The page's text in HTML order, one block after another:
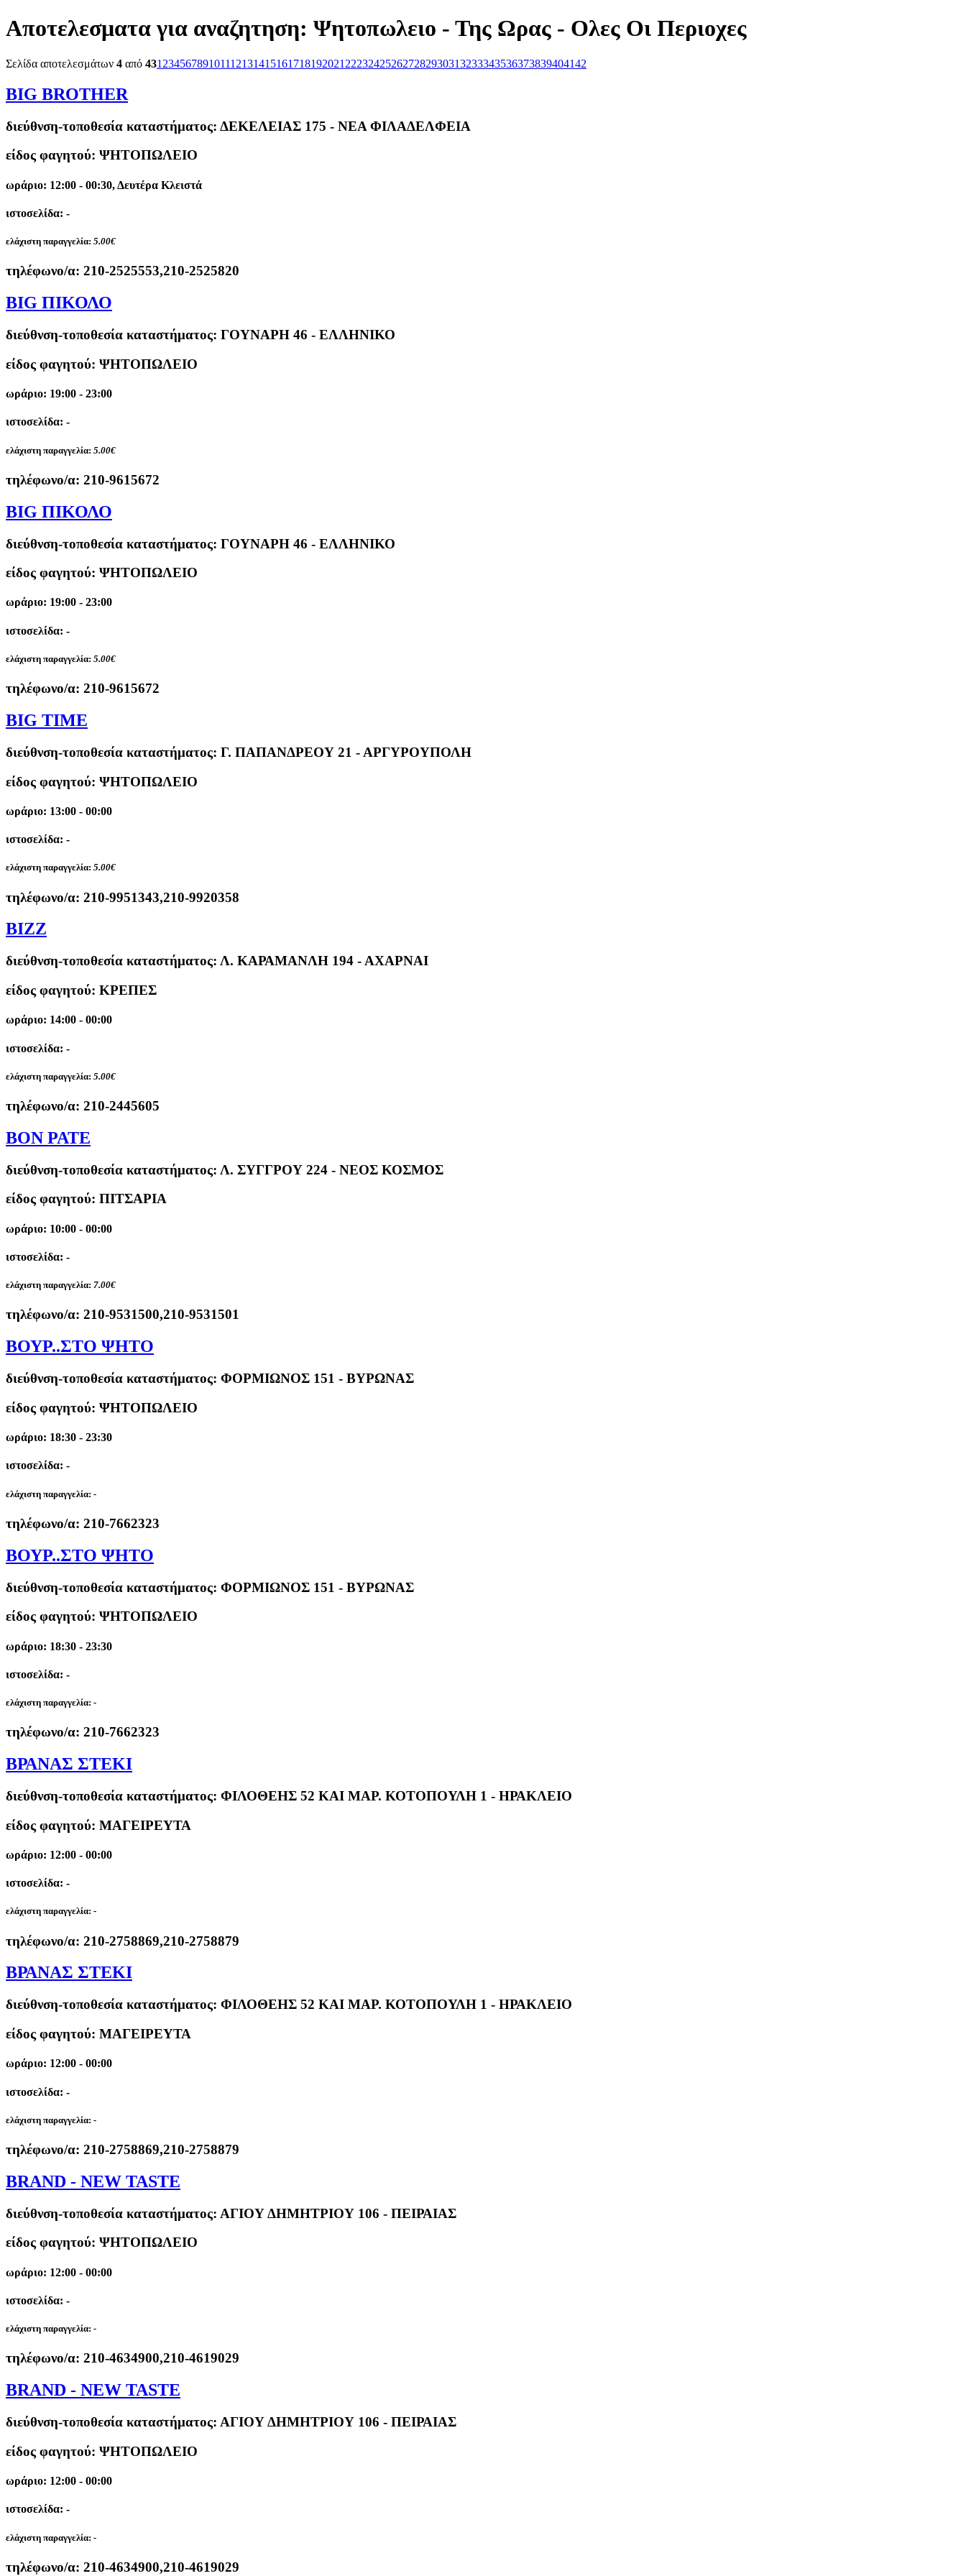
Αποτελεσματα για αναζητηση: Ψητοπωλειο - Της Ωρας - Ολες Οι Περιοχες
Σελίδα αποτελεσμάτων 4 από 431 23456789101112131415161718192021 222324252627282930313233343536373839404142
BIG BROTHER
διεύθνση-τοποθεσία καταστήματος: ΔΕΚΕΛΕΙΑΣ 175 - ΝΕΑ ΦΙΛΑΔΕΛΦΕΙΑ
είδος φαγητού: ΨΗΤΟΠΩΛΕΙΟ
ωράριο: 12:00 - 00:30, Δευτέρα Κλειστά
ιστοσελίδα: -
ελάχιστη παραγγελία: 5.00€
τηλέφωνο/α: 210-2525553,210-2525820
BIG ΠΙΚΟΛΟ
διεύθνση-τοποθεσία καταστήματος: ΓΟΥΝΑΡΗ 46 - ΕΛΛΗΝΙΚΟ
είδος φαγητού: ΨΗΤΟΠΩΛΕΙΟ
ωράριο: 19:00 - 23:00
ιστοσελίδα: -
ελάχιστη παραγγελία: 5.00€
τηλέφωνο/α: 210-9615672
BIG ΠΙΚΟΛΟ
διεύθνση-τοποθεσία καταστήματος: ΓΟΥΝΑΡΗ 46 - ΕΛΛΗΝΙΚΟ
είδος φαγητού: ΨΗΤΟΠΩΛΕΙΟ
ωράριο: 19:00 - 23:00
ιστοσελίδα: -
ελάχιστη παραγγελία: 5.00€
τηλέφωνο/α: 210-9615672
ΒΙG TIME
διεύθνση-τοποθεσία καταστήματος: Γ. ΠΑΠΑΝΔΡΕΟΥ 21 - ΑΡΓΥΡΟΥΠΟΛΗ
είδος φαγητού: ΨΗΤΟΠΩΛΕΙΟ
ωράριο: 13:00 - 00:00
ιστοσελίδα: -
ελάχιστη παραγγελία: 5.00€
τηλέφωνο/α: 210-9951343,210-9920358
BIZZ
διεύθνση-τοποθεσία καταστήματος: Λ. ΚΑΡΑΜΑΝΛΗ 194 - ΑΧΑΡΝΑΙ
είδος φαγητού: ΚΡΕΠΕΣ
ωράριο: 14:00 - 00:00
ιστοσελίδα: -
ελάχιστη παραγγελία: 5.00€
τηλέφωνο/α: 210-2445605
BON PATE
διεύθνση-τοποθεσία καταστήματος: Λ. ΣΥΓΓΡΟΥ 224 - ΝΕΟΣ ΚΟΣΜΟΣ
είδος φαγητού: ΠΙΤΣΑΡΙΑ
ωράριο: 10:00 - 00:00
ιστοσελίδα: -
ελάχιστη παραγγελία: 7.00€
τηλέφωνο/α: 210-9531500,210-9531501
ΒΟΥΡ..ΣΤΟ ΨΗΤΟ
διεύθνση-τοποθεσία καταστήματος: ΦΟΡΜΙΩΝΟΣ 151 - ΒΥΡΩΝΑΣ
είδος φαγητού: ΨΗΤΟΠΩΛΕΙΟ
ωράριο: 18:30 - 23:30
ιστοσελίδα: -
ελάχιστη παραγγελία: -
τηλέφωνο/α: 210-7662323
ΒΟΥΡ..ΣΤΟ ΨΗΤΟ
διεύθνση-τοποθεσία καταστήματος: ΦΟΡΜΙΩΝΟΣ 151 - ΒΥΡΩΝΑΣ
είδος φαγητού: ΨΗΤΟΠΩΛΕΙΟ
ωράριο: 18:30 - 23:30
ιστοσελίδα: -
ελάχιστη παραγγελία: -
τηλέφωνο/α: 210-7662323
ΒΡΑΝΑΣ ΣΤΕΚΙ
διεύθνση-τοποθεσία καταστήματος: ΦΙΛΟΘΕΗΣ 52 ΚΑΙ ΜΑΡ. ΚΟΤΟΠΟΥΛΗ 1 - ΗΡΑΚΛΕΙΟ
είδος φαγητού: ΜΑΓΕΙΡΕΥΤΑ
ωράριο: 12:00 - 00:00
ιστοσελίδα: -
ελάχιστη παραγγελία: -
τηλέφωνο/α: 210-2758869,210-2758879
ΒΡΑΝΑΣ ΣΤΕΚΙ
διεύθνση-τοποθεσία καταστήματος: ΦΙΛΟΘΕΗΣ 52 ΚΑΙ ΜΑΡ. ΚΟΤΟΠΟΥΛΗ 1 - ΗΡΑΚΛΕΙΟ
είδος φαγητού: ΜΑΓΕΙΡΕΥΤΑ
ωράριο: 12:00 - 00:00
ιστοσελίδα: -
ελάχιστη παραγγελία: -
τηλέφωνο/α: 210-2758869,210-2758879
BRAND - NEW TASTE
διεύθνση-τοποθεσία καταστήματος: ΑΓΙΟΥ ΔΗΜΗΤΡΙΟΥ 106 - ΠΕΙΡΑΙΑΣ
είδος φαγητού: ΨΗΤΟΠΩΛΕΙΟ
ωράριο: 12:00 - 00:00
ιστοσελίδα: -
ελάχιστη παραγγελία: -
τηλέφωνο/α: 210-4634900,210-4619029
BRAND - NEW TASTE
διεύθνση-τοποθεσία καταστήματος: ΑΓΙΟΥ ΔΗΜΗΤΡΙΟΥ 106 - ΠΕΙΡΑΙΑΣ
είδος φαγητού: ΨΗΤΟΠΩΛΕΙΟ
ωράριο: 12:00 - 00:00
ιστοσελίδα: -
ελάχιστη παραγγελία: -
τηλέφωνο/α: 210-4634900,210-4619029